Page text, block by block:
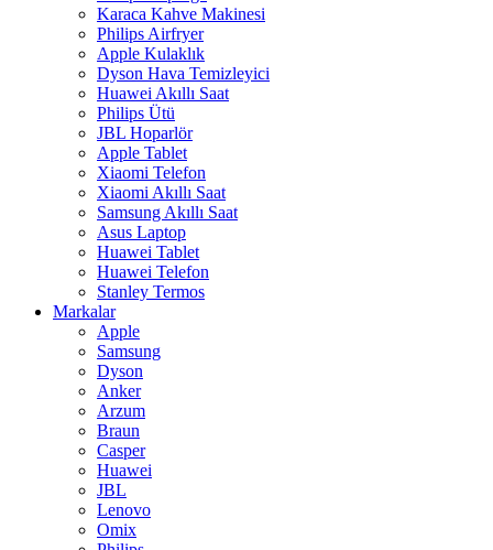
Karaca Kahve Makinesi
Philips Airfryer
Apple Kulaklık
Dyson Hava Temizleyici
Huawei Akıllı Saat
Philips Ütü
JBL Hoparlör
Apple Tablet
Xiaomi Telefon
Xiaomi Akıllı Saat
Samsung Akıllı Saat
Asus Laptop
Huawei Tablet
Huawei Telefon
Stanley Termos
Markalar
Apple
Samsung
Dyson
Anker
Arzum
Braun
Casper
Huawei
JBL
Lenovo
Omix